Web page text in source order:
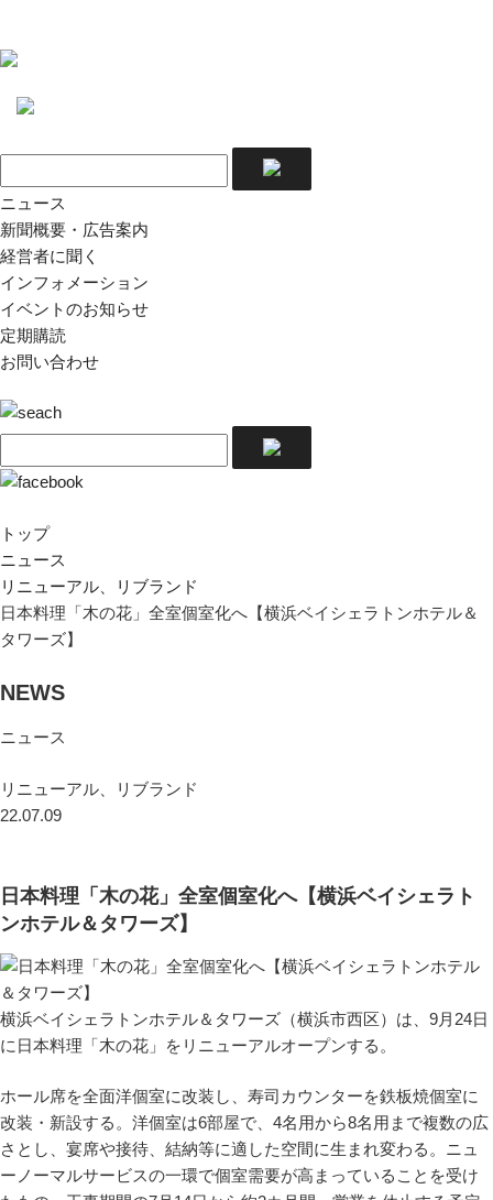
ニュース
新聞概要・広告案内
経営者に聞く
インフォメーション
イベントのお知らせ
定期購読
お問い合わせ
トップ
ニュース
リニューアル、リブランド
日本料理「木の花」全室個室化へ【横浜ベイシェラトンホテル＆
タワーズ】
NEWS
ニュース
リニューアル、リブランド
22.07.09
日本料理「木の花」全室個室化へ【横浜ベイシェラト
ンホテル＆タワーズ】
横浜ベイシェラトンホテル＆タワーズ（横浜市西区）は、9月24日
に日本料理「木の花」をリニューアルオープンする。
ホール席を全面洋個室に改装し、寿司カウンターを鉄板焼個室に
改装・新設する。洋個室は6部屋で、4名用から8名用まで複数の広
さとし、宴席や接待、結納等に適した空間に生まれ変わる。ニュ
ーノーマルサービスの一環で個室需要が高まっていることを受け